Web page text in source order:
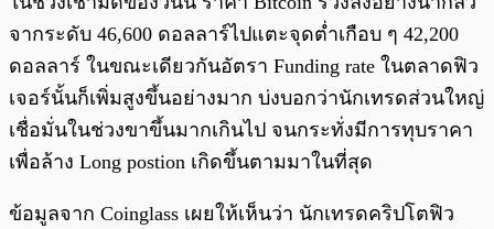
จากระดับ 46,600 ดอลลาร์ไปแตะจุดต่ำเกือบ ๆ 42,200
ดอลลาร์ ในขณะเดียวกันอัตรา Funding rate ในตลาดฟิว
เจอร์นั้นก็เพิ่มสูงขึ้นอย่างมาก บ่งบอกว่านักเทรดส่วนใหญ่
เชื่อมั่นในช่วงขาขึ้นมากเกินไป จนกระทั่งมีการทุบราคา
เพื่อล้าง Long postion เกิดขึ้นตามมาในที่สุด
ข้อมูลจาก Coinglass เผยให้เห็นว่า นักเทรดคริปโตฟิว